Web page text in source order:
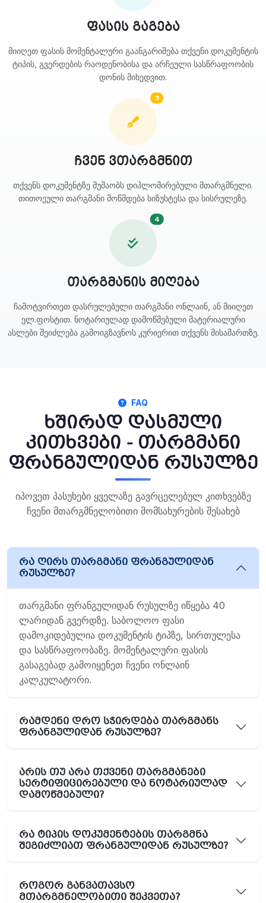
ფასის გაგება
მიიღეთ ფასის მომენტალური გაანგარიშება თქვენი დოკუმენტის
ტიპის, გვერდების რაოდენობისა და არჩეული სასწრაფოობის
დონის მიხედვით.
3
ჩვენ ვთარგმნით
თქვენს დოკუმენტზე მუშაობს დიპლომირებული მთარგმნელი.
თითოეული თარგმანი მოწმდება სიზუსტესა და სისრულეზე.
4
თარგმანის მიღება
ჩამოტვირთეთ დასრულებული თარგმანი ონლაინ, ან მიიღეთ
ელ.ფოსტით. ნოტარიულად დამოწმებული მატერიალური
ასლები შეიძლება გამოიგზავნოს კურიერით თქვენს მისამართზე.
FAQ
ხშირად დასმული
კითხვები - თარგმანი
ფრანგულიდან რუსულზე
იპოვეთ პასუხები ყველაზე გავრცელებულ კითხვებზე
ჩვენი მთარგმნელობითი მომსახურების შესახებ
რა ღირს თარგმანი ფრანგულიდან
რუსულზე?
თარგმანი ფრანგულიდან რუსულზე იწყება 40
ლარიდან გვერდზე. საბოლოო ფასი
დამოკიდებულია დოკუმენტის ტიპზე, სირთულესა
და სასწრაფოობაზე. მომენტალური ფასის
გასაგებად გამოიყენეთ ჩვენი ონლაინ
კალკულატორი.
რამდენი დრო სჭირდება თარგმანს
ფრანგულიდან რუსულზე?
არის თუ არა თქვენი თარგმანები
სერტიფიცირებული და ნოტარიულად
დამოწმებული?
რა ტიპის დოკუმენტების თარგმნა
შეგიძლიათ ფრანგულიდან რუსულზე?
როგორ განვათავსო
მთარგმნელობითი შეკვეთა?